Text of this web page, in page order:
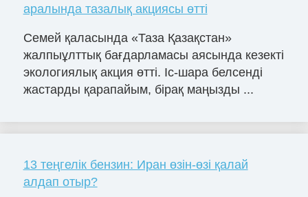
аралында тазалық акциясы өтті
Семей қаласында «Таза Қазақстан»
жалпыұлттық бағдарламасы аясында кезекті
экологиялық акция өтті. Іс-шара белсенді
жастарды қарапайым, бірақ маңызды ...
13 теңгелік бензин: Иран өзін-өзі қалай
алдап отыр?